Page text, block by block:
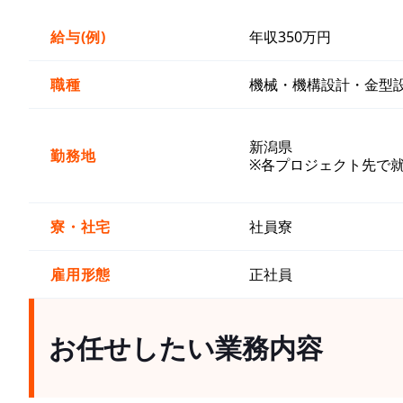
給与(例) 年収350万円
職種 機械・機構設計・金型
勤務地
新潟県
※各プロジェクト先で就
寮・社宅 社員寮
雇用形態 正社員
お任せしたい業務内容